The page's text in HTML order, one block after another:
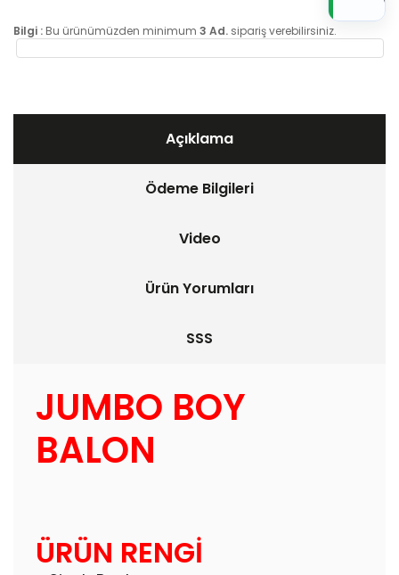
Bilgi : Bu ürünümüzden minimum 3 Ad. sipariş verebilirsiniz.
Açıklama
Ödeme Bilgileri
Video
Ürün Yorumları
SSS
JUMBO BOY
BALON
ÜRÜN RENGİ